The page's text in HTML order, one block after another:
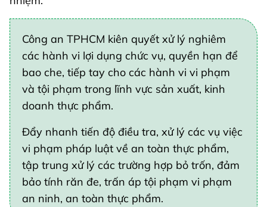
Công an TPHCM kiên quyết xử lý nghiêm
các hành vi lợi dụng chức vụ, quyền hạn để
bao che, tiếp tay cho các hành vi vi phạm
và tội phạm trong lĩnh vực sản xuất, kinh
doanh thực phẩm.
Đẩy nhanh tiến độ điều tra, xử lý các vụ việc
vi phạm pháp luật về an toàn thực phẩm,
tập trung xử lý các trường hợp bỏ trốn, đảm
bảo tính răn đe, trấn áp tội phạm vi phạm
an ninh, an toàn thực phẩm.